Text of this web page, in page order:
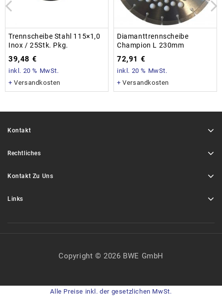
Trennscheibe Stahl 115×1,0
Inox / 25Stk. Pkg.
39,48 €
inkl. 20 % MwSt.
+Versandkosten
Diamanttrennscheibe
Champion L 230mm
72,91 €
inkl. 20 % MwSt.
+Versandkosten
Kontakt
Rechtliches
Kontakt Zu Uns
Links
Copyright © 2026 BWE GmbH
Alle Preise inkl. der gesetzlichen MwSt.